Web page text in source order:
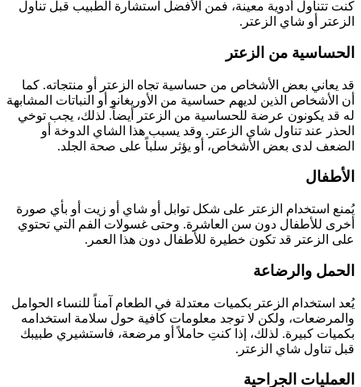
كنت تتناول أدوية معينة، فمن الأفضل استشارة الطبيب قبل تناول
الزعتر أو شاي الزعتر.
الحساسية من الزعتر
قد يعاني بعض الأشخاص من حساسية تجاه الزعتر أو منتجاته. كما
أن الأشخاص الذين لديهم حساسية من الأوريغانو أو النباتات المشابهة
له قد يكونون عرضة للحساسية من الزعتر أيضاً. لذلك، يجب توخي
الحذر عند تناول شاي الزعتر. وقد يسبب هذا الشاي الدوخة أو
الضعف لدى بعض الأشخاص، أو يؤثر سلباً على صحة الجلد.
الأطفال
يُمنع استخدام الزعتر على شكل توابل أو شاي أو زيت أو بأي صورة
أخرى للأطفال دون سن العاشرة. وحتى غسولات الفم التي تحتوي
على الزعتر قد تكون خطيرة للأطفال دون هذا العمر.
الحمل والرضاعة
يُعد استخدام الزعتر بكميات معتدلة في الطعام آمناً للنساء الحوامل
والمرضعات، ولكن لا توجد معلومات كافية حول سلامة استخدامه
بكميات كبيرة. لذلك، إذا كنتِ حاملاً أو مرضعة، فاستشيري طبيبك
قبل تناول شاي الزعتر.
العمليات الجراحية